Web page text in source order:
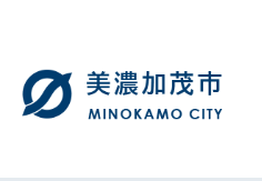
す。
し